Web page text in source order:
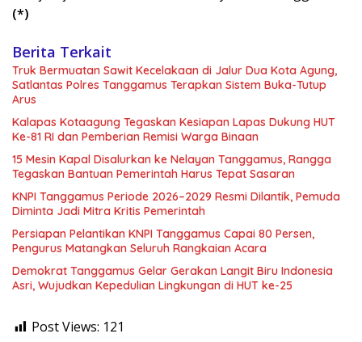
(*)
Berita Terkait
Truk Bermuatan Sawit Kecelakaan di Jalur Dua Kota Agung,
Satlantas Polres Tanggamus Terapkan Sistem Buka-Tutup
Arus
Kalapas Kotaagung Tegaskan Kesiapan Lapas Dukung HUT
Ke-81 RI dan Pemberian Remisi Warga Binaan
15 Mesin Kapal Disalurkan ke Nelayan Tanggamus, Rangga
Tegaskan Bantuan Pemerintah Harus Tepat Sasaran
KNPI Tanggamus Periode 2026–2029 Resmi Dilantik, Pemuda
Diminta Jadi Mitra Kritis Pemerintah
Persiapan Pelantikan KNPI Tanggamus Capai 80 Persen,
Pengurus Matangkan Seluruh Rangkaian Acara
Demokrat Tanggamus Gelar Gerakan Langit Biru Indonesia
Asri, Wujudkan Kepedulian Lingkungan di HUT ke-25
Post Views: 121